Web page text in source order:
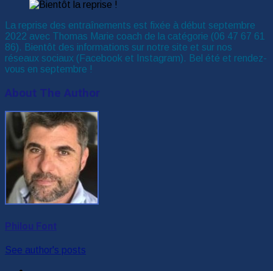
La reprise des entraînements est fixée à début septembre
2022 avec Thomas Marie coach de la catégorie (06 47 67 61
86). Bientôt des informations sur notre site et sur nos
réseaux sociaux (Facebook et Instagram). Bel été et rendez-
vous en septembre !
About The Author
Philou Font
See author's posts